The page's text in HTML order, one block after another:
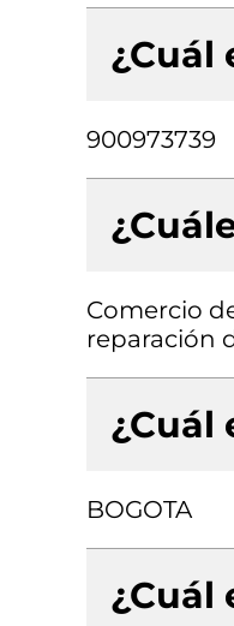
¿Cuál
900973739
Comercio
reparación
¿Cuál
BOGOTA
¿Cuál